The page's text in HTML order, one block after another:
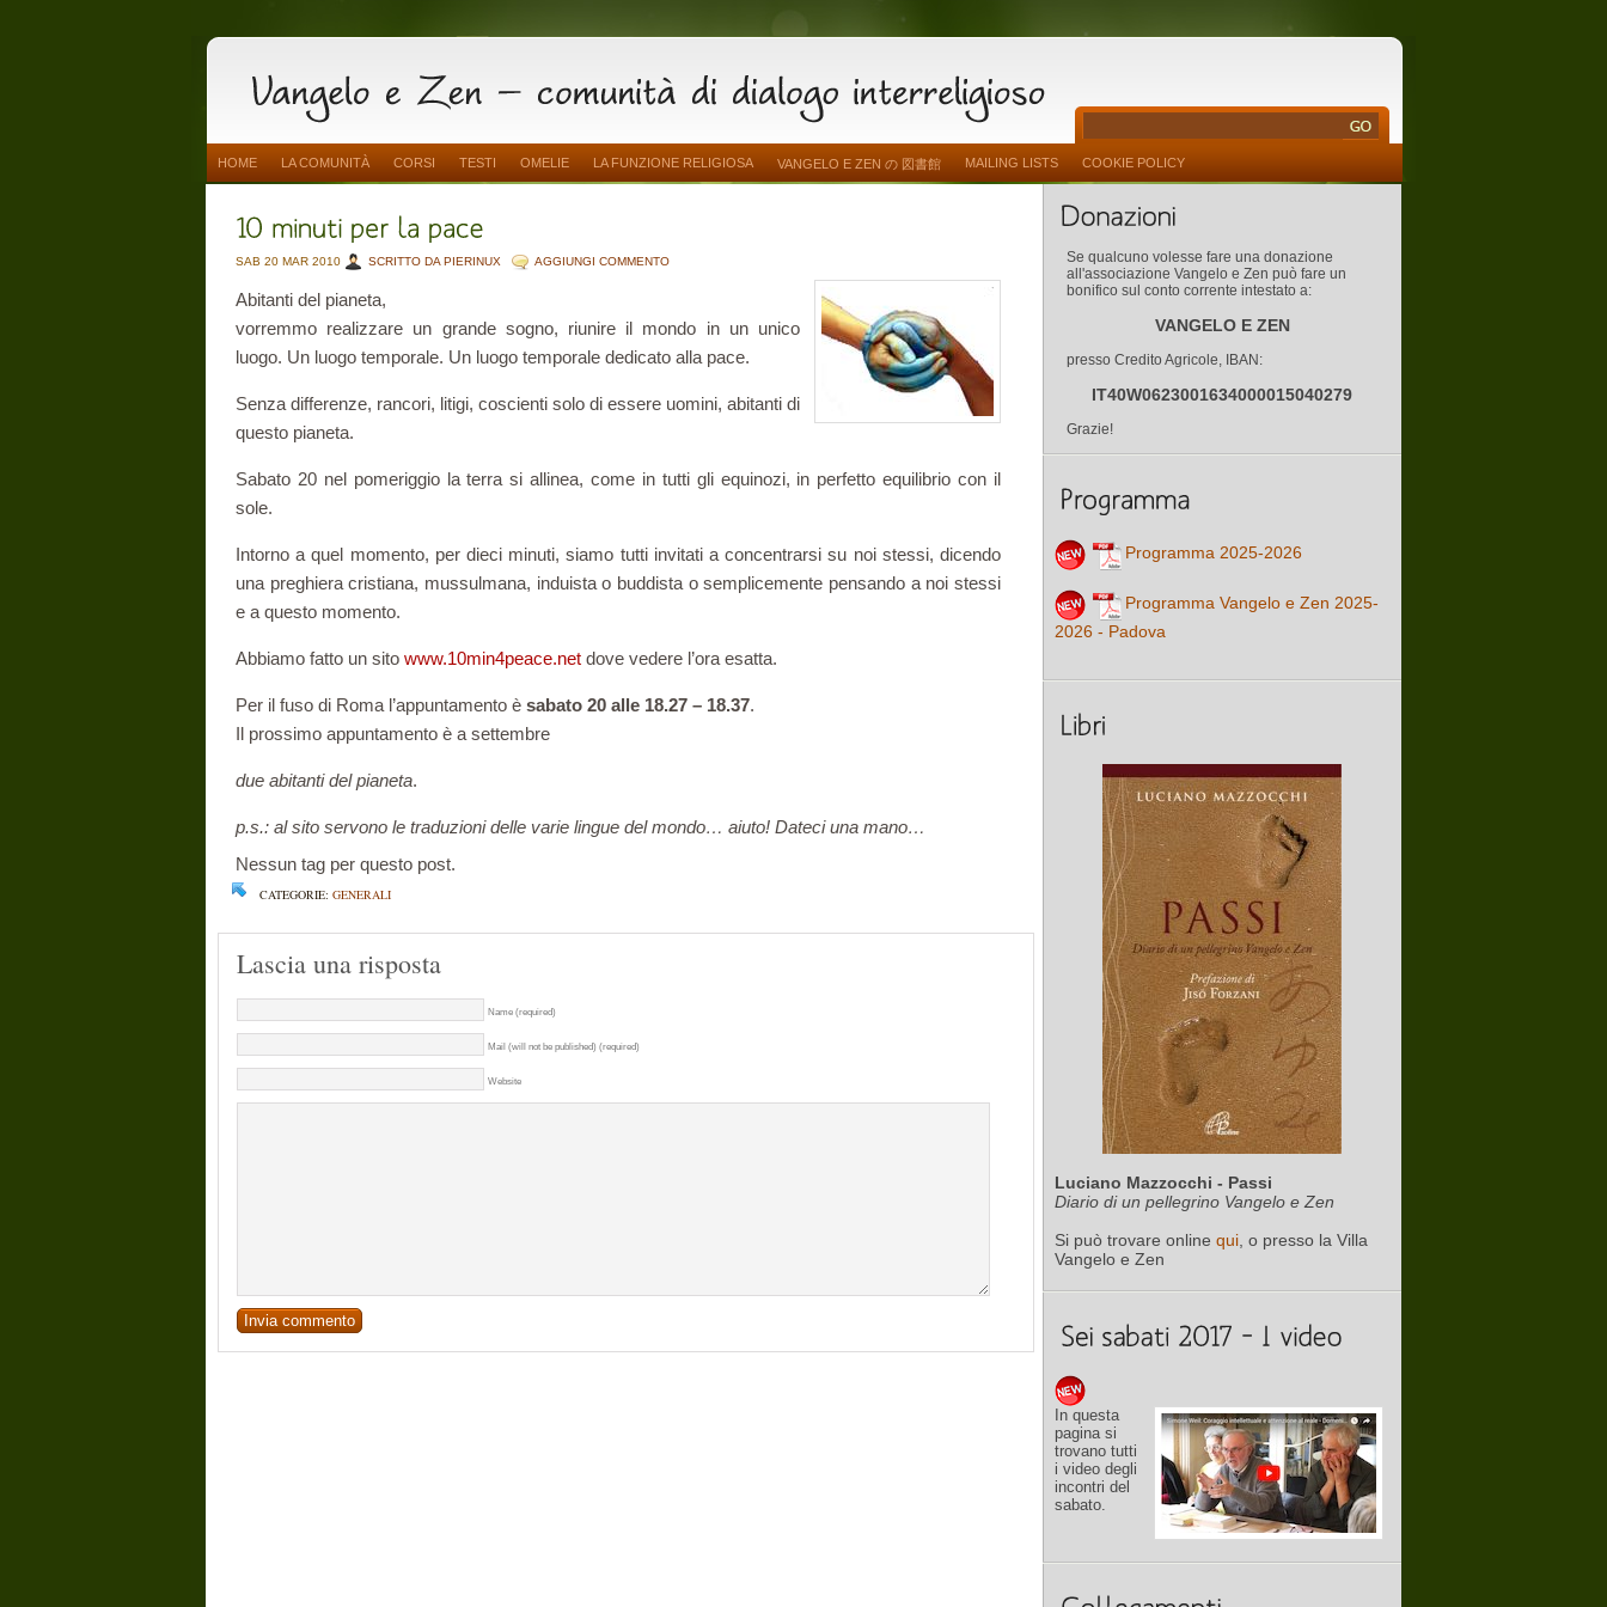
HOME LA COMUNITÀ CORSI TESTI OMELIE LA FUNZIONE RELIGIOSA VANGELO E ZEN の 図書館 MAILING LISTS COOKIE POLICY
SAB 20 MAR 2010 SCRITTO DA PIERINUX AGGIUNGI COMMENTO
Abitanti del pianeta,
vorremmo realizzare un grande sogno, riunire il mondo in un unico
luogo. Un luogo temporale. Un luogo temporale dedicato alla pace.
Senza differenze, rancori, litigi, coscienti solo di essere uomini, abitanti di
questo pianeta.
Sabato 20 nel pomeriggio la terra si allinea, come in tutti gli equinozi, in perfetto equilibrio con il
sole.
Intorno a quel momento, per dieci minuti, siamo tutti invitati a concentrarsi su noi stessi, dicendo
una preghiera cristiana, mussulmana, induista o buddista o semplicemente pensando a noi stessi
e a questo momento.
Abbiamo fatto un sito www.10min4peace.net dove vedere l’ora esatta.
Per il fuso di Roma l’appuntamento è sabato 20 alle 18.27 – 18.37.
Il prossimo appuntamento è a settembre
due abitanti del pianeta.
p.s.: al sito servono le traduzioni delle varie lingue del mondo… aiuto! Dateci una mano…
Nessun tag per questo post.
CATEGORIE: GENERALI
Lascia una risposta
Name (required)
Mail (will not be published) (required)
Website
Se qualcuno volesse fare una donazione
all'associazione Vangelo e Zen può fare un
bonifico sul conto corrente intestato a:
VANGELO E ZEN
presso Credito Agricole, IBAN:
IT40W0623001634000015040279
Grazie!
Programma 2025-2026
Programma Vangelo e Zen 2025-
2026 - Padova
Luciano Mazzocchi - Passi
Diario di un pellegrino Vangelo e Zen
Si può trovare online qui , o presso la Villa
Vangelo e Zen
In questa
pagina si
trovano tutti
i video degli
incontri del
sabato.